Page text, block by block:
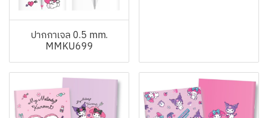
ปากกาเจล 0.5 mm.
MMKU699